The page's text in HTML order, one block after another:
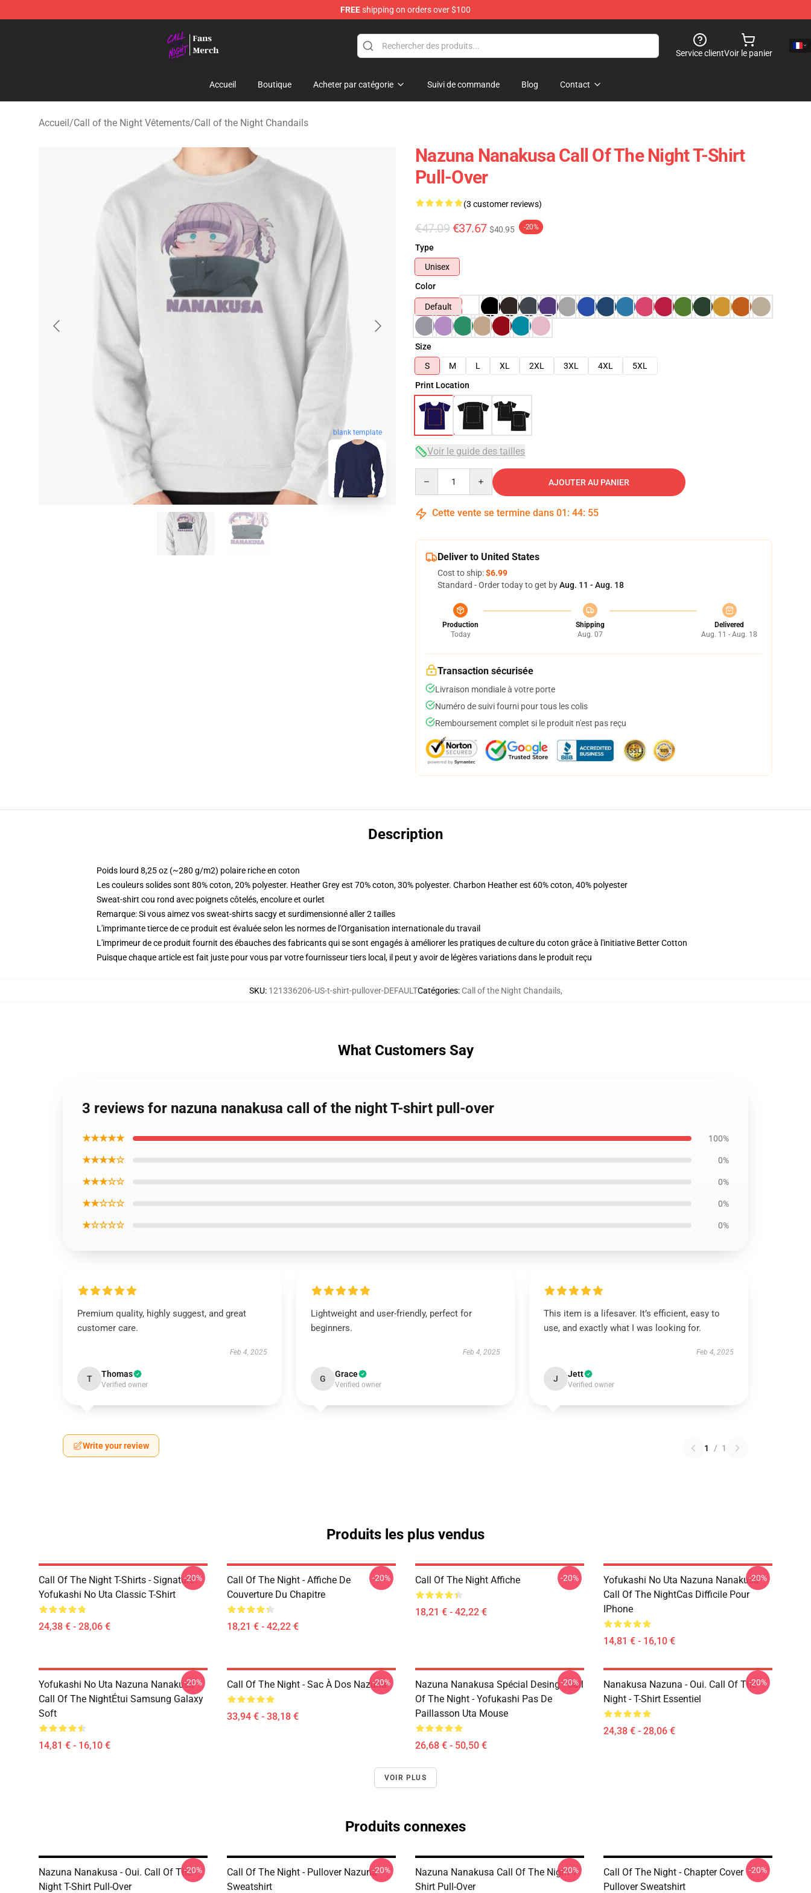
FREEshipping on orders over $100
Service clientVoir le panier
Accueil Boutique Acheter par catégorie Suivi de commande Blog Contact
Accueil/Call of the Night Vêtements/Call of the Night Chandails
blank template
Nazuna Nanakusa Call Of The Night T-Shirt
Pull-Over
(3 customer reviews)
€47.09 €37.67 $40.95 -20%
Type
Unisex
Color
Default
Size
S
M L XL 2XL 3XL 4XL
5XL
Print Location
Voir le guide des tailles
AJOUTER AU PANIER
Cette vente se termine dans 01 : 44: 54
Deliver to United States
Cost to ship:$6.99
Standard - Order today to get byAug. 11 - Aug. 18
Production
Today
Shipping
Aug. 07
Delivered
Aug. 11 - Aug. 18
Transaction sécurisée
Livraison mondiale à votre porte
Numéro de suivi fourni pour tous les colis
Remboursement complet si le produit n'est pas reçu
Description
Poids lourd 8,25 oz (~280 g/m2) polaire riche en coton
Les couleurs solides sont 80% coton, 20% polyester. Heather Grey est 70% coton, 30% polyester. Charbon Heather est 60% coton, 40% polyester
Sweat-shirt cou rond avec poignets côtelés, encolure et ourlet
Remarque: Si vous aimez vos sweat-shirts sacgy et surdimensionné aller 2 tailles
L'imprimante tierce de ce produit est évaluée selon les normes de l'Organisation internationale du travail
L'imprimeur de ce produit fournit des ébauches des fabricants qui se sont engagés à améliorer les pratiques de culture du coton grâce à l'initiative Better Cotton
Puisque chaque article est fait juste pour vous par votre fournisseur tiers local, il peut y avoir de légères variations dans le produit reçu
SKU: 121336206-US-t-shirt-pullover-DEFAULTCatégories: Call of the Night Chandails,
What Customers Say
3 reviews for nazuna nanakusa call of the night T-shirt pull-over
★★★★★ 100%
★★★★☆ 0%
★★★☆☆ 0%
★★☆☆☆ 0%
★☆☆☆☆ 0%
Premium quality, highly suggest, and great
customer care.
Feb 4, 2025
T Thomas
Verified owner
Lightweight and user-friendly, perfect for
beginners.
Feb 4, 2025
G Grace
Verified owner
This item is a lifesaver. It’s efficient, easy to
use, and exactly what I was looking for.
Feb 4, 2025
J Jett
Verified owner
Write your review 1 / 1
Produits les plus vendus
Call Of The Night T-Shirts - Signature
Yofukashi No Uta Classic T-Shirt
24,38 € - 28,06 €
-20%
Call Of The Night - Affiche De
Couverture Du Chapitre
18,21 € - 42,22 €
-20% Call Of The Night Affiche
18,21 € - 42,22 €
-20%
Yofukashi No Uta Nazuna Nanakusa
Call Of The NightCas Difficile Pour
IPhone
14,81 € - 16,10 €
-20%
Yofukashi No Uta Nazuna Nanakusa
Call Of The NightÉtui Samsung Galaxy
Soft
14,81 € - 16,10 €
-20% Call Of The Night - Sac À Dos Nazuna
33,94 € - 38,18 €
-20%
Nazuna Nanakusa Spécial Desing - Call
Of The Night - Yofukashi Pas De
Paillasson Uta Mouse
26,68 € - 50,50 €
-20%
Nanakusa Nazuna - Oui. Call Of The
Night - T-Shirt Essentiel
24,38 € - 28,06 €
-20%
VOIR PLUS
Produits connexes
Nazuna Nanakusa - Oui. Call Of The
Night T-Shirt Pull-Over
-20%
Call Of The Night - Pullover Nazuna
Sweatshirt
-20%
Nazuna Nanakusa Call Of The Night T-
Shirt Pull-Over
-20%
Call Of The Night - Chapter Cover
Pullover Sweatshirt
-20%